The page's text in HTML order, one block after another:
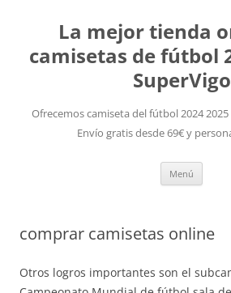
La mejor tienda
camisetas de fútbol
SuperVigo
Ofrecemos camiseta del fútbol 2024
Envío gratis desde 69€ y
Menú
comprar camisetas online
Otros logros importantes son el